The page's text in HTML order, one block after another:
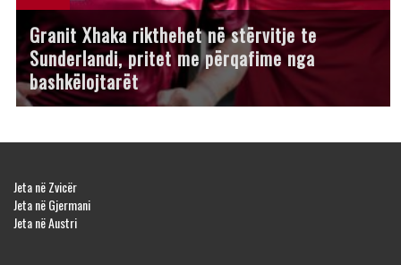
Granit Xhaka rikthehet në stërvitje te
Sunderlandi, pritet me përqafime nga
bashkëlojtarët
Jeta në Zvicër
Jeta në Gjermani
Jeta në Austri